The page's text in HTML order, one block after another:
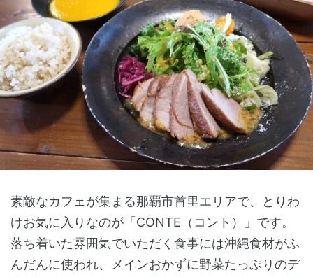
素敵なカフェが集まる那覇市首里エリアで、とりわ
けお気に入りなのが「CONTE（コント）」です。
落ち着いた雰囲気でいただく食事には沖縄食材がふ
んだんに使われ、メインおかずに野菜たっぷりのデ